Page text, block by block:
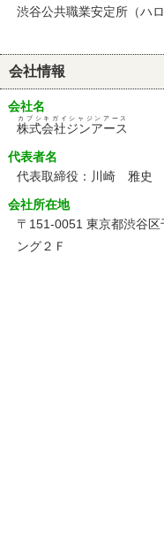
渋谷公共職業安定所（ハ
会社情報
会社名
株式会社ジンアース
カブシキガイシャジンアース
代表者名
代表取締役：川崎 雅史
会社所在地
〒151-0051 東京都渋谷
ング２Ｆ